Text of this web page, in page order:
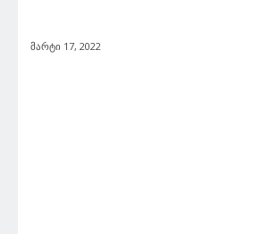
მარტი 17, 2022